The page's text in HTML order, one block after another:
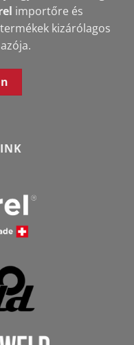
importőre és
kizárólagos